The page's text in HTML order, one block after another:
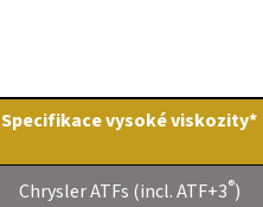
Specifikace vysoké viskozity*
Chrysler ATFs (incl. ATF+3®)